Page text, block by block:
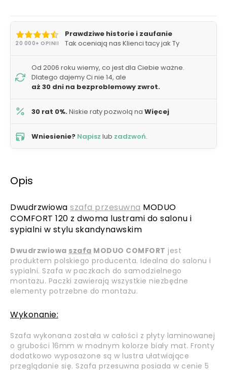
20 000+ OPINII
Prawdziwe historie i zaufanie
Tak oceniają nas Klienci tacy jak Ty
Od 2006 roku wiemy, co jest dla Ciebie ważne.
Dlatego dajemy Ci nie 14, ale
aż 30 dni na bezproblemowy zwrot.
30 rat 0%.Niskie raty pozwolą na Więcej
Wniesienie? Napisz lub zadzwoń.
Opis
Dwudrzwiowa szafa przesuwna MODUO
COMFORT 120 z dwoma lustrami do salonu i
sypialni w stylu skandynawskim
Dwudrzwiowa szafa MODUO COMFORT jest
produktem polskiego producenta. Idealna do salonu i
sypialni. Szafa w paczkach do samodzielnego
montażu. Paczki zawierają wszystkie niezbędne
elementy potrzebne do montażu.
Wykonanie:
Szafa wykonana została w całości z płyty laminowanej
o grubości 16mm w modnym kolorze biały mat. Fronty
dodatkowo wyposażone są w lustra ułatwiające
przeglądanie się. Szafa przesuwna posiada w cenie 5